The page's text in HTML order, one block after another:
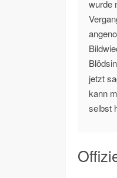
wurde
jetzt
kann
selbst